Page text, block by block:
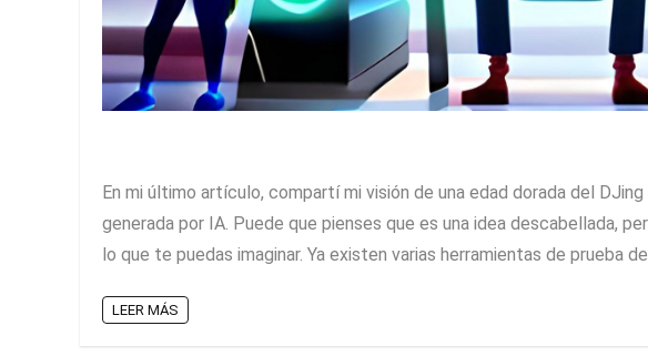
En mi último artículo, compartí mi visión de una edad dorada del
generada por IA. Puede que pienses que es una idea descabellada,
lo que te puedas imaginar. Ya existen varias herramientas de prueba de
LEER MÁS